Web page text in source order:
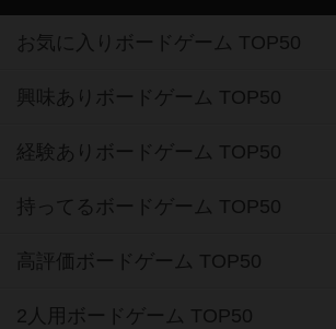
お気に入りボードゲーム TOP50
興味ありボードゲーム TOP50
経験ありボードゲーム TOP50
持ってるボードゲーム TOP50
高評価ボードゲーム TOP50
2人用ボードゲーム TOP50